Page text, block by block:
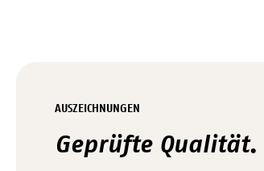
AUSZEICHNUNGEN
Geprüfte Qualität.